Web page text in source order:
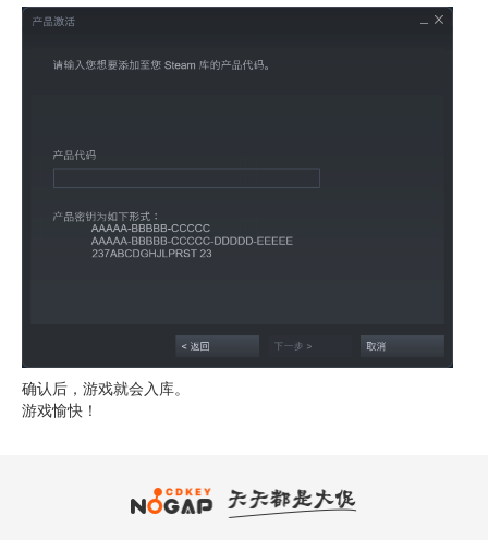
确认后，游戏就会入库。
游戏愉快！